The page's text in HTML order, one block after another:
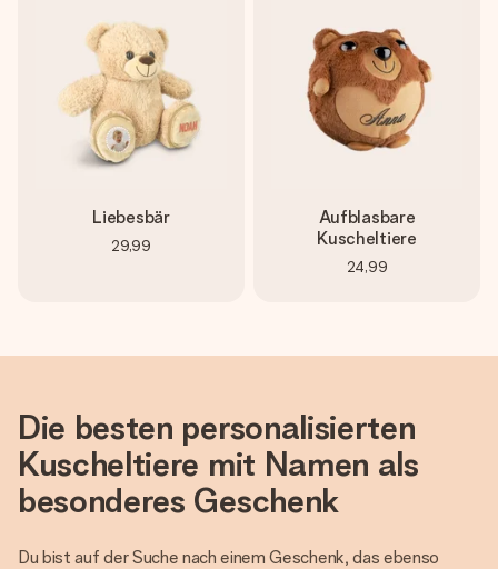
Liebesbär
29,99
Aufblasbare
Kuscheltiere
24,99
Die besten personalisierten
Kuscheltiere mit Namen als
besonderes Geschenk
Du bist auf der Suche nach einem Geschenk, das ebenso